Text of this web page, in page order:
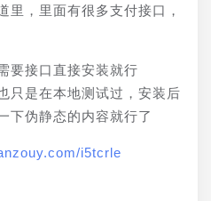
里，里面有很多支付接口，
要接口直接安装就行
只是在本地测试过，安装后
下伪静态的内容就行了
i5tcrle